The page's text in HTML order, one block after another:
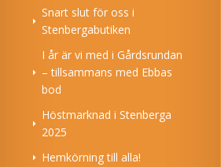
Snart slut för oss i
Stenbergabutiken
I år är vi med i Gårdsrundan
– tillsammans med Ebbas
bod
Höstmarknad i Stenberga
2025
Hemkörning till alla!